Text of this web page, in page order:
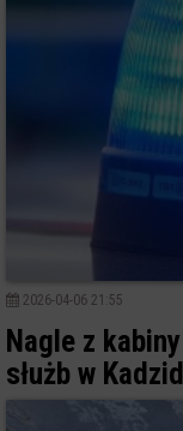
2026-04-06 21:55
Nagle z
służb w